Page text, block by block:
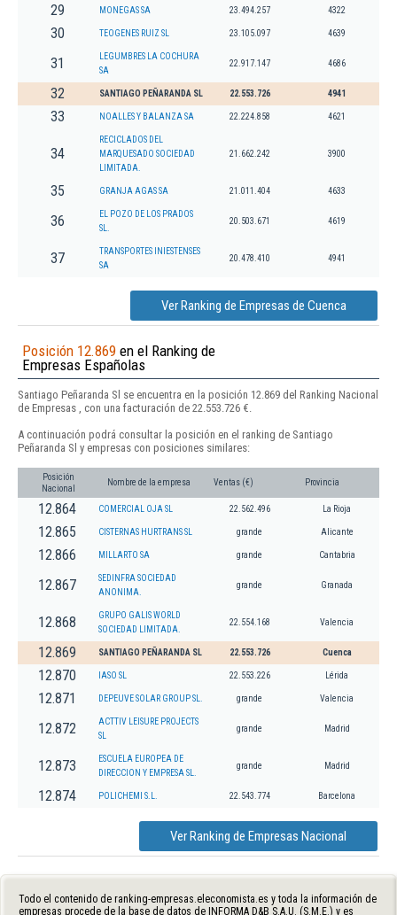
29 MONEGAS SA 23.494.257 4322
30 TEOGENES RUIZ SL 23.105.097 4639
31
LEGUMBRES LA COCHURA
SA
22.917.147 4686
32 SANTIAGO PEÑARANDA SL 22.553.726 4941
33 NOALLES Y BALANZA SA 22.224.858 4621
34
RECICLADOS DEL
MARQUESADO SOCIEDAD
LIMITADA.
21.662.242 3900
35 GRANJA AGAS SA 21.011.404 4633
36
EL POZO DE LOS PRADOS
SL.
20.503.671 4619
37
TRANSPORTES INIESTENSES
SA
20.478.410 4941
Ver Ranking de Empresas de Cuenca
Posición 12.869 en el Ranking de
Empresas Españolas
Santiago Peñaranda Sl se encuentra en la posición 12.869 del Ranking Nacional
de Empresas , con una facturación de 22.553.726 €.
A continuación podrá consultar la posición en el ranking de Santiago
Peñaranda Sl y empresas con posiciones similares:
Posición
Nacional
Nombre de la empresa Ventas (€) Provincia
12.864 COMERCIAL OJA SL 22.562.496 La Rioja
12.865 CISTERNAS HURTRANS SL grande Alicante
12.866 MILLARTO SA grande Cantabria
12.867
SEDINFRA SOCIEDAD
ANONIMA.
grande Granada
12.868
GRUPO GALIS WORLD
SOCIEDAD LIMITADA.
22.554.168 Valencia
12.869 SANTIAGO PEÑARANDA SL 22.553.726 Cuenca
12.870 IASO SL 22.553.226 Lérida
12.871 DEPEUVE SOLAR GROUP SL. grande Valencia
12.872
ACTTIV LEISURE PROJECTS
SL
grande Madrid
12.873
ESCUELA EUROPEA DE
DIRECCION Y EMPRESA SL.
grande Madrid
12.874 POLICHEMI S.L. 22.543.774 Barcelona
Ver Ranking de Empresas Nacional
Todo el contenido de ranking-empresas.eleconomista.es y toda la información de
empresas procede de la base de datos de INFORMA D&B S.A.U. (S.M.E.) y es